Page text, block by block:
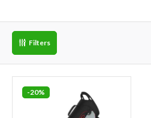
Filters
-20%